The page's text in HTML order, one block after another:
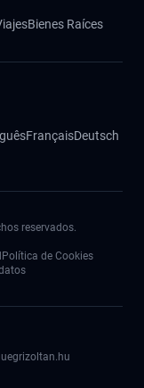
Bienes Raíces
FrançaisDeutsch
reservados.
Política de Cookies
egrizoltan.hu